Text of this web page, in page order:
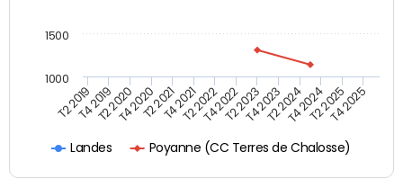
Landes Poyanne (CC Terres de Chalosse)
T2 2019T4 2019T2 2020T4 2020T2 2021T4 2021T2 2022T4 2022T2 2023T4 2023T2 2024T4 2024T2 2025T4 2025
1000
1500